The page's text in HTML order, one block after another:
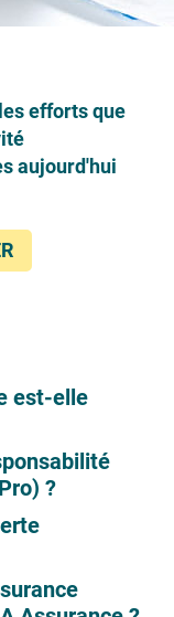
de votre
efforts que
aujourd'hui
est-elle
?